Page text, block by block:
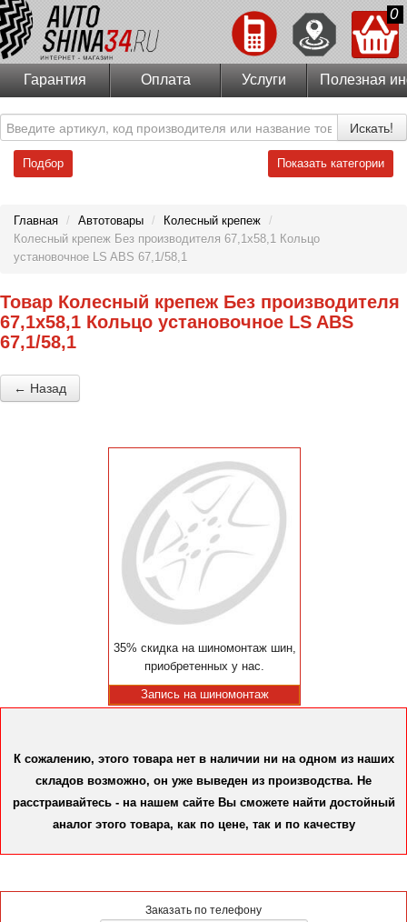
0
Гарантия Оплата Услуги Полезная
Искать!
Подбор Показать категории
Главная / Автотовары / Колесный крепеж /
Колесный крепеж Без производителя 67,1х58,1 Кольцо
установочное LS ABS 67,1/58,1
Товар Колесный крепеж Без производителя
67,1х58,1 Кольцо установочное LS ABS
67,1/58,1
← Назад
35% скидка на шиномонтаж шин,
приобретенных у нас.
Запись на шиномонтаж
К сожалению, этого товара нет в наличии ни на одном из наших
складов возможно, он уже выведен из производства. Не
расстраивайтесь - на нашем сайте Вы сможете найти достойный
аналог этого товара, как по цене, так и по качеству
Заказать по телефону